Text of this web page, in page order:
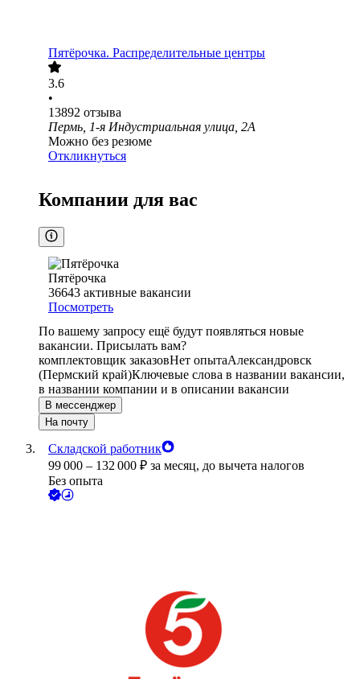
Пятёрочка. Распределительные центры
3.6
•
13892 отзыва
Пермь, 1-я Индустриальная улица, 2А
Можно без резюме
Откликнуться
Компании для вас
Пятёрочка
36643 активные вакансии
Посмотреть
По вашему запросу ещё будут появляться новые
вакансии. Присылать вам?
комплектовщик заказовНет опытаАлександровск
(Пермский край)Ключевые слова в названии вакансии,
в названии компании и в описании вакансии
В мессенджер
На почту
Складской работник
99 000 – 132 000 ₽ за месяц, до вычета налогов
Без опыта